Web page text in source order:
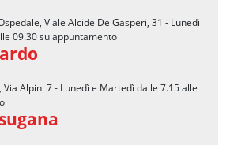
Viale Alcide De Gasperi, 31 - Lunedì
09.30 su appuntamento
Via Alpini 7 - Lunedì e Martedì dalle 7.15 alle